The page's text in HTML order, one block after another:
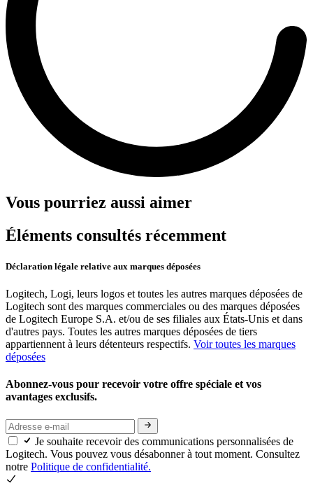
Vous pourriez aussi aimer
Éléments consultés récemment
Déclaration légale relative aux marques déposées
Logitech, Logi, leurs logos et toutes les autres marques déposées de
Logitech sont des marques commerciales ou des marques déposées
de Logitech Europe S.A. et/ou de ses filiales aux États-Unis et dans
d'autres pays. Toutes les autres marques déposées de tiers
appartiennent à leurs détenteurs respectifs. Voir toutes les marques
déposées
Abonnez-vous pour recevoir votre offre spéciale et vos
avantages exclusifs.
Je souhaite recevoir des communications personnalisées de
Logitech. Vous pouvez vous désabonner à tout moment. Consultez
notre Politique de confidentialité.